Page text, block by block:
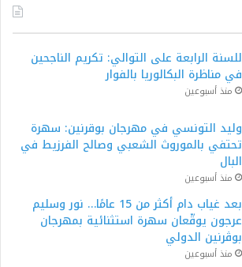
للسنة الرابعة على التوالي: تكريم الناجحين
في مناظرة البكالوريا بالفوار
منذ أسبوعين
وليد التونسي في مهرجان بوقرنين: سهرة
تحتفي بالموروث الشعبي وصالح الفرزيط في
البال
منذ أسبوعين
بعد غياب دام أكثر من 15 عامًا… نور وسليم
عرجون يوقّعان سهرة استثنائية بمهرجان
بوڨرنين الدولي
منذ أسبوعين